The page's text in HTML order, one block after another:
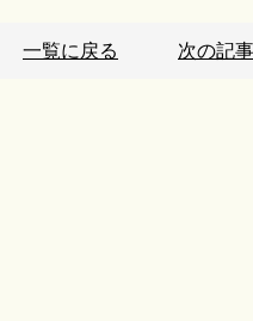
一覧に戻る 次の記